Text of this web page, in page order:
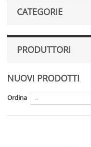
CATEGORIE
PRODUTTORI
NUOVI PRODOTTI
Ordina